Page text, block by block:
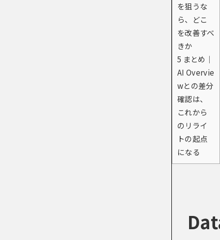
を狙うな
ら、どこ
を改善すべ
きか
5 まとめ｜
AI Overvie
wとの差分
確認は、
これから
のリライ
トの起点
になる